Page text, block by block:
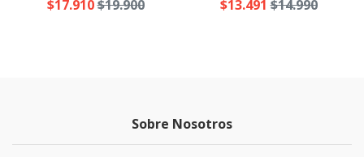
$17.910$19.900
$13.491 $14.990
Sobre Nosotros